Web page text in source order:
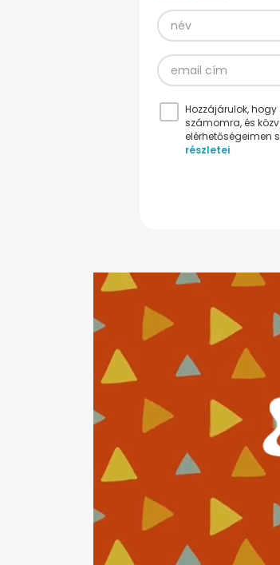
Hozzájárulok,
számomra, és
elérhetőségeimen
részletei